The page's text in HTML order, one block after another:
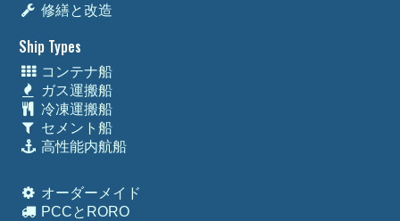
修繕と改造
Ship Types
コンテナ船
ガス運搬船
冷凍運搬船
セメント船
高性能内航船
オーダーメイド
PCCとRORO